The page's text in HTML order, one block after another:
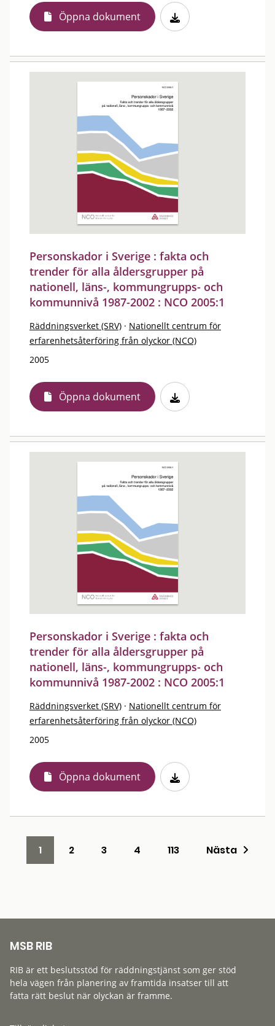
Öppna dokument
Personskador i Sverige : fakta och
trender för alla åldersgrupper på
nationell, läns-, kommungrupps- och
kommunnivå 1987-2002 : NCO 2005:1
Räddningsverket (SRV) · Nationellt centrum för
erfarenhetsåterföring från olyckor (NCO)
2005
Öppna dokument
Personskador i Sverige : fakta och
trender för alla åldersgrupper på
nationell, läns-, kommungrupps- och
kommunnivå 1987-2002 : NCO 2005:1
Räddningsverket (SRV) · Nationellt centrum för
erfarenhetsåterföring från olyckor (NCO)
2005
Öppna dokument
1 2 3 4 113 Nästa
MSB RIB
RIB är ett beslutsstöd för räddningstjänst som ger stöd
hela vägen från planering av framtida insatser till att
fatta rätt beslut när olyckan är framme.